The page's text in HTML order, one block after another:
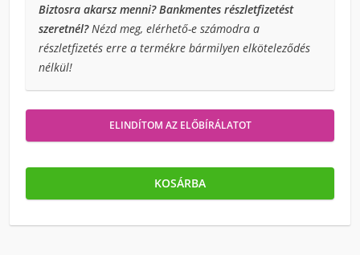
Biztosra akarsz menni? Bankmentes részletfizetést
szeretnél?Nézd meg, elérhető-e számodra a
részletfizetés erre a termékre bármilyen elköteleződés
nélkül!
ELINDÍTOM AZ ELŐBÍRÁLATOT
KOSÁRBA